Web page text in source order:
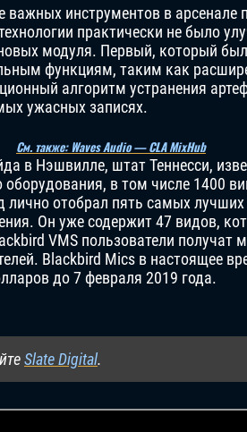
важных инструментов в арсенале
практически не было
модуля. Первый, который
функциям, таким как
алгоритм устранения
ужасных записях.
См. также: Waves Audio — CLA MixHub
в Нэшвилле, штат Теннесси,
в том числе 1400
отобрал пять самых
Он уже содержит 47 видов,
VMS пользователи получат
Blackbird Mics в настоящее
до 7 февраля 2019 года.
Slate Digital.